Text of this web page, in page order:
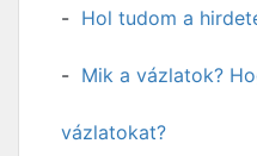
Hol tudom a
Mik a vázlatok?
vázlatokat?